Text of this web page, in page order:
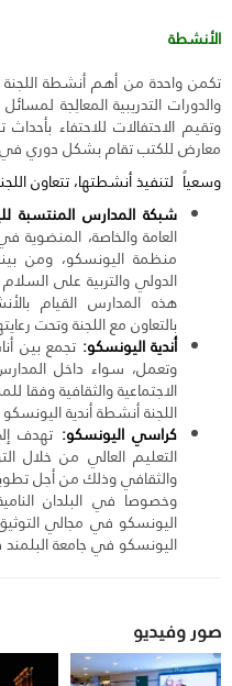
الأنشطة
تكمن واحدة من أهم أنشطة
والدورات التدريبية المعالِجة
وتقيم الاحتفالات للاحتفاء
معارض للكتب تقام بشكل دوري في
وسعياً لتنفيذ أنشطتها، تتعاون
شبكة المدارس المنتسبة
العامة والخاصة،
منظمة اليونسكو، ومن
الدولي والتربية على
هذه المدارس القيام
بالتعاون مع اللجنة وتحت
أندية اليونسكو: تجمع بين
وتعمل، سواء داخل
الاجتماعية والثقافية وفقا
اللجنة أنشطة أندية
كراسي اليونسكو: تهدف
التعليم العالي من خلال
والثقافي وذلك من أجل
وخصوصا في البلدان
اليونسكو في مجالي
اليونسكو في جامعة
صور وفيديو